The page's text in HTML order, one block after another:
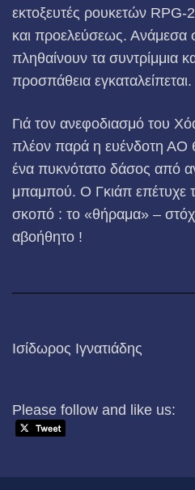
εκτοξευτές ρουκετών RPG-
και προελεύσεως. Ανάμεσα
πληθαίνουν τα συντρίμμια
προσπάθεια εγκαταλείπεται.
Γιά τον ανεφοδιασμό του
πλέον παρά η ευένδοτη ΑΟ
ένα πυκνότατο δάσος από
μπαμπού. Ο Γκιάπ επέτυχε
σκοπό : το «θήραμα» –
αβοήθητο !
Ισίδωρος Ιγνατιάδης
Please follow and like us: